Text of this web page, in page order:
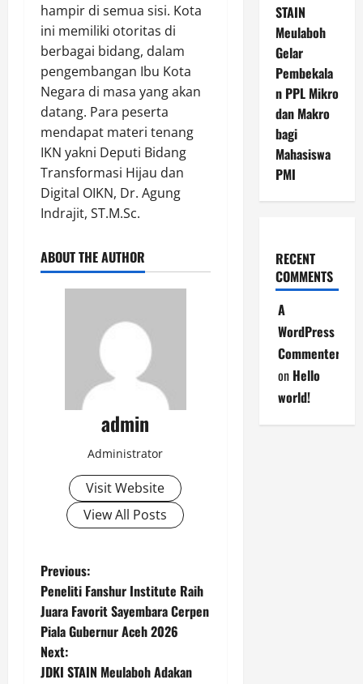
hampir di semua sisi. Kota
ini memiliki otoritas di
berbagai bidang, dalam
pengembangan Ibu Kota
Negara di masa yang akan
datang. Para peserta
mendapat materi tenang
IKN yakni Deputi Bidang
Transformasi Hijau dan
Digital OIKN, Dr. Agung
Indrajit, ST.M.Sc.
ABOUT THE AUTHOR
admin
Administrator
Visit Website
View All Posts
P
o
s
Previous:
Peneliti Fanshur Institute Raih
Juara Favorit Sayembara Cerpen
Piala Gubernur Aceh 2026
Next:
JDKI STAIN Meulaboh Adakan
STAIN
Meulaboh
Gelar
Pembekala
n PPL Mikro
dan Makro
bagi
Mahasiswa
PMI
RECENT
COMMENTS
A
WordPress
Commenter
on Hello
world!